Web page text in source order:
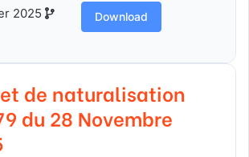
2025
Download
de naturalisation
du 28 Novembre